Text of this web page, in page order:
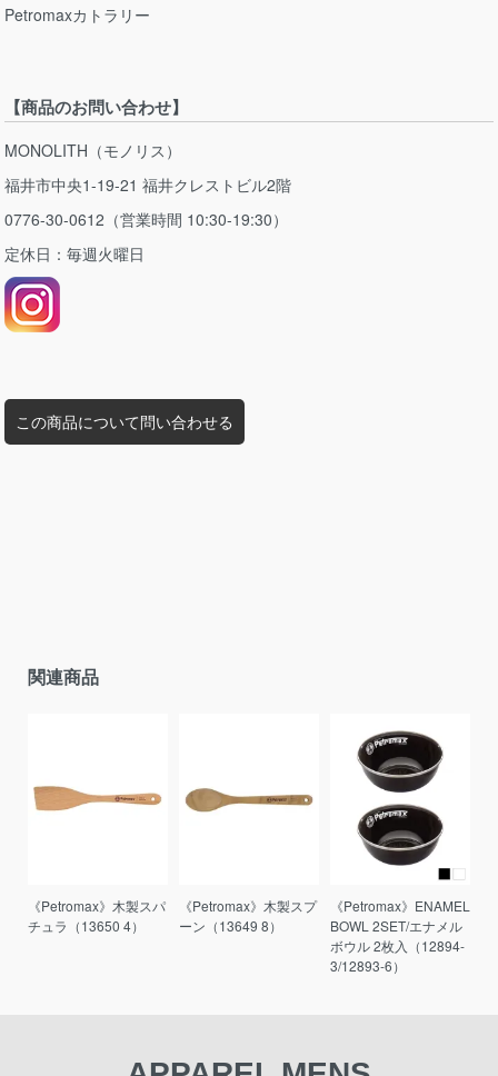
Petromaxカトラリー
【商品のお問い合わせ】
MONOLITH（モノリス）
福井市中央1-19-21 福井クレストビル2階
0776-30-0612（営業時間 10:30-19:30）
定休日：毎週火曜日
この商品について問い合わせる
関連商品
《Petromax》木製スパ
チュラ（13650 4）
《Petromax》木製スプ
ーン（13649 8）
《Petromax》ENAMEL
BOWL 2SET/エナメル
ボウル 2枚入（12894-
3/12893-6）